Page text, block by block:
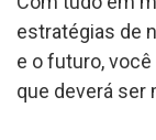
estratégias de
e o futuro,
que deverá ser